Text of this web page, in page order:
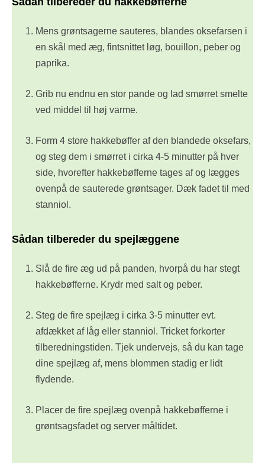
Mens grøntsagerne sauteres, blandes oksefarsen i
en skål med æg, fintsnittet løg, bouillon, peber og
paprika.
Grib nu endnu en stor pande og lad smørret smelte
ved middel til høj varme.
Form 4 store hakkebøffer af den blandede oksefars,
og steg dem i smørret i cirka 4-5 minutter på hver
side, hvorefter hakkebøfferne tages af og lægges
ovenpå de sauterede grøntsager. Dæk fadet til med
stanniol.
Sådan tilbereder du spejlæggene
Slå de fire æg ud på panden, hvorpå du har stegt
hakkebøfferne. Krydr med salt og peber.
Steg de fire spejlæg i cirka 3-5 minutter evt.
afdækket af låg eller stanniol. Tricket forkorter
tilberedningstiden. Tjek undervejs, så du kan tage
dine spejlæg af, mens blommen stadig er lidt
flydende.
Placer de fire spejlæg ovenpå hakkebøfferne i
grøntsagsfadet og server måltidet.